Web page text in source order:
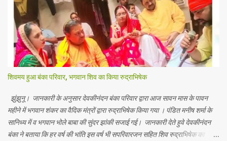
शिवमय हुआ बंका परिवार, भगवान शिव का किया रुद्राभिषेक
झुंझुनू। जानकारी के अनुसार देवकीनंदन बंका परिवार द्वारा आज सावन मास के पावन
महीने में भगवान शंकर का वैदिक मंत्रों द्वारा रुद्राभिषेक किया गया । पंडित मनीष शर्मा के
सानिध्य में व भगवान भोले बाबा की सुंदर झांकी सजाई गई। जानकारी देते हुवे देवकीनंदन
बंका ने बताया कि हर वर्ष की भांति इस वर्ष भी सपरिवारजन सहित शिव रुद्राभिषेक का